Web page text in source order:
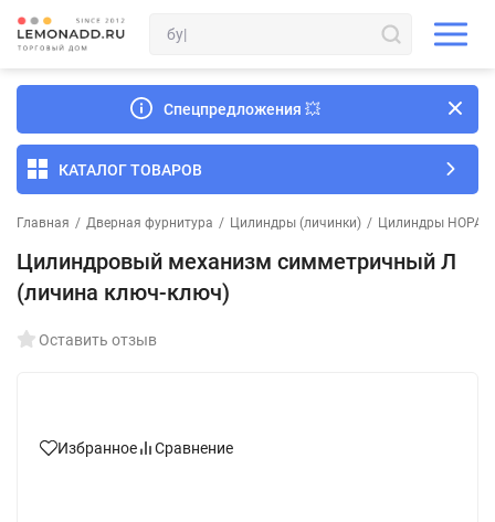
Спецпредложения 💥
КАТАЛОГ ТОВАРОВ
Главная / Дверная фурнитура / Цилиндры (личинки) / Цилиндры НОРА-
Цилиндровый механизм симметричный Л
(личина ключ-ключ)
Оставить отзыв
Избранное Сравнение